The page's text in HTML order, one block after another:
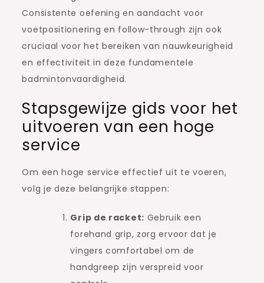
Consistente oefening en aandacht voor
voetpositionering en follow-through zijn ook
cruciaal voor het bereiken van nauwkeurigheid
en effectiviteit in deze fundamentele
badmintonvaardigheid.
Stapsgewijze gids voor het
uitvoeren van een hoge
service
Om een hoge service effectief uit te voeren,
volg je deze belangrijke stappen:
Grip de racket: Gebruik een
forehand grip, zorg ervoor dat je
vingers comfortabel om de
handgreep zijn verspreid voor